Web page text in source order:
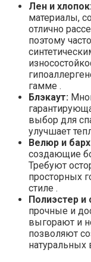
Лен и
материалы,
отлично
поэтому
гамме .
Блэкаут:
выбор для
улучшает
Велюр и
создающие
Требуют
просторных
стиле .
Полиэстер
прочные и
выгорают и
позволяют
натуральных